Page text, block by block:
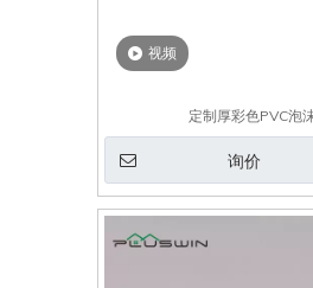
视频
定制厚彩色PVC泡
询价